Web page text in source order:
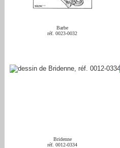
Barbe
réf. 0023-0032
Bridenne
réf. 0012-0334